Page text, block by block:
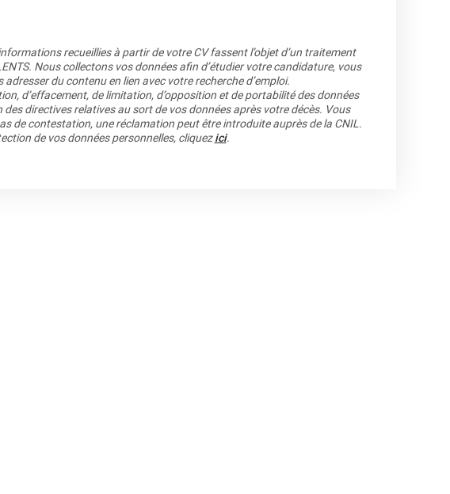
recueillies à partir de votre CV fassent l’objet d’un traitement
Nous collectons vos données afin d’étudier votre candidature, vous
du contenu en lien avec votre recherche d’emploi.
d’effacement, de limitation, d’opposition et de portabilité des données
directives relatives au sort de vos données après votre décès. Vous
de contestation, une réclamation peut être introduite auprès de la CNIL.
de vos données personnelles, cliquezici.